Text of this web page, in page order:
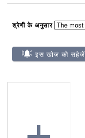
श्रेणी के अनुसार
इस खोज को सहेजें